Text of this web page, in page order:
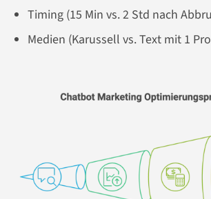
Timing (15 Min vs. 2 Std nach
Medien (Karussell vs. Text mit 1